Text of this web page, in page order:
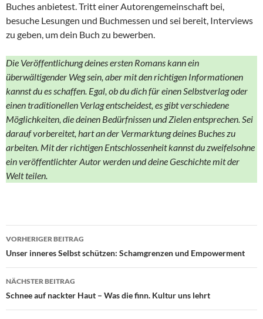
Buches anbietest. Tritt einer Autorengemeinschaft bei,
besuche Lesungen und Buchmessen und sei bereit, Interviews
zu geben, um dein Buch zu bewerben.
Die Veröffentlichung deines ersten Romans kann ein
überwältigender Weg sein, aber mit den richtigen Informationen
kannst du es schaffen. Egal, ob du dich für einen Selbstverlag oder
einen traditionellen Verlag entscheidest, es gibt verschiedene
Möglichkeiten, die deinen Bedürfnissen und Zielen entsprechen. Sei
darauf vorbereitet, hart an der Vermarktung deines Buches zu
arbeiten. Mit der richtigen Entschlossenheit kannst du zweifelsohne
ein veröffentlichter Autor werden und deine Geschichte mit der
Welt teilen.
Beitragsnavigation
VORHERIGER BEITRAG
Unser inneres Selbst schützen: Schamgrenzen und Empowerment
NÄCHSTER BEITRAG
Schnee auf nackter Haut – Was die finn. Kultur uns lehrt